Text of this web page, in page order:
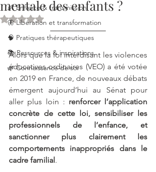
👶 Enfance & transmission
🦋 Libération et transformation
🧠 Pratiques thérapeutiques
📚 Ressources & inspirations
🌿 Connaissance de soi
mentale des enfants ?
Noté NaN étoiles sur 5.
Alors que la loi interdisant les violences
éducatives ordinaires (VEO) a été votée
en 2019 en France, de nouveaux débats
émergent aujourd’hui au Sénat pour
aller plus loin : renforcer l’application
concrète de cette loi, sensibiliser les
professionnels de l’enfance, et
sanctionner plus clairement les
comportements inappropriés dans le
cadre familial.